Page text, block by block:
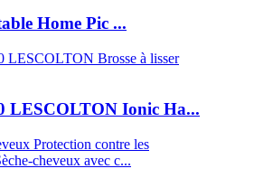
Home Pic ...
LESCOLTON Ionic Ha...